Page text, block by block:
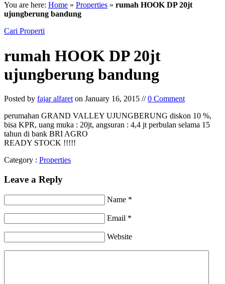
You are here: Home » Properties » rumah HOOK DP 20jt
ujungberung bandung
Cari Properti
rumah HOOK DP 20jt
ujungberung bandung
Posted by fajar alfaret on January 16, 2015 //0 Comment
perumahan GRAND VALLEY UJUNGBERUNG diskon 10 %,
bisa KPR, uang muka : 20jt, angsuran : 4,4 jt perbulan selama 15
tahun di bank BRI AGRO
READY STOCK !!!!!
Category : Properties
Leave a Reply
Name *
Email *
Website